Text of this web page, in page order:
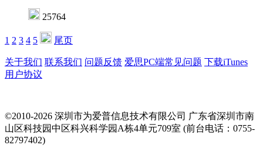
25764
1 2 3 4 5 尾页
关于我们 联系我们 问题反馈 爱思PC端常见问题 下载iTunes
用户协议
©2010-2026 深圳市为爱普信息技术有限公司 广东省深圳市南
山区科技园中区科兴科学园A栋4单元709室 (前台电话：0755-
82797402)